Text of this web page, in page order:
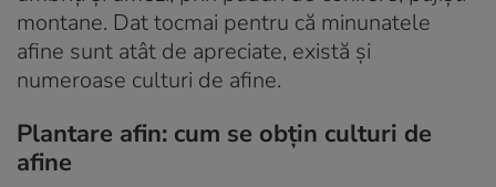
montane. Dat tocmai pentru că minunatele
afine sunt atât de apreciate, există și
numeroase culturi de afine.
Plantare afin: cum se obțin culturi de
afine